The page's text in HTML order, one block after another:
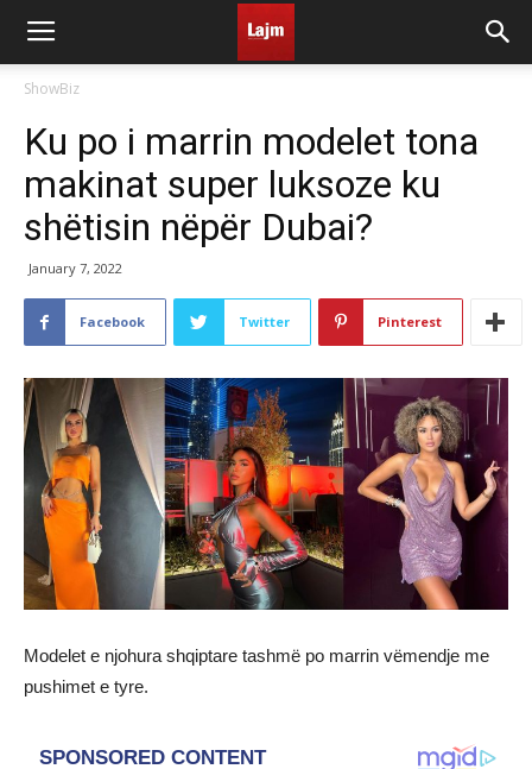
ShowBiz
Ku po i marrin modelet tona
makinat super luksoze ku
shëtisin nëpër Dubai?
January 7, 2022
Facebook Twitter Pinterest
Modelet e njohura shqiptare tashmë po marrin vëmendje me
pushimet e tyre.